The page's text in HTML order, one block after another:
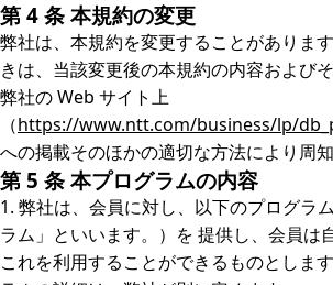
第 4 条 本規約の変更
弊社は、本規約を変更することがありま
きは、当該変更後の本規約の内容および
弊社の Web サイト上
（https://www.ntt.com/business/lp/
への掲載そのほかの適切な方法により周知
第 5 条 本プログラムの内容
1. 弊社は、会員に対し、以下のプログラ
ラム」といいます。）を 提供し、会員は
これを利用することができるものとしま